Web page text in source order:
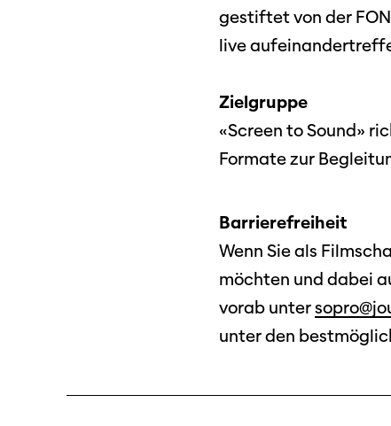
Programm 61. Ausgabe
Preise und Jurys
gestiftet von der
live
Zielgruppe
«Screen to Sound»
Formate zur
Barrierefreiheit
Wenn Sie als
möchten und dabei
vorab unter
unter den